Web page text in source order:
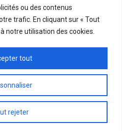
ou des contenus
trafic. En cliquant sur « Tout
notre utilisation des cookies.
rejeter
tout
| Tous droits réservés |Mentions légales
|Liens